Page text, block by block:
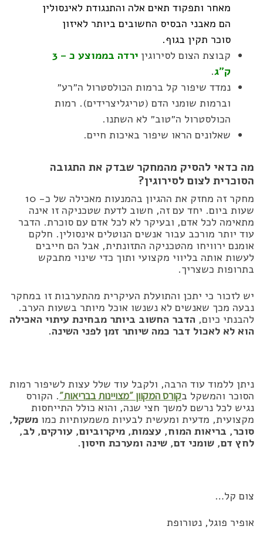
מאחר ותפקוד תאים אלה והתנגודת לאינסולין
הם מאבני הבסיס החשובים ביותר לאיזון
סוכר תקין בגוף.
קבוצת הצום לסירוגין
ירדה בממוצע כ – 3
ק״ג.
נמדד שיפור קל ברמות הכולסטרול ה״רע״
וברמות שומני הדם (טריגליצרידים). רמות
הכולסטרול ה״טוב״ לא השתנו.
שאלונים הראו שיפור באיכות חיים.
מה כדאי להסיק מהמחקר שבדק את התגובה
הסוכרית לצום לסירוגין?
מחקר זה מחזק את ההגיון בהמנעות מאכילה של כ- 10
שעות ביום. יחד עם זה, חשוב לדעת שטכניקה זו אינה
מתאימה לכל אדם, ובעיקר לא לכל אדם עם סוכרת. הדבר
עוד יותר מורכב עבור אנשים הנוטלים אינסולין. חלקם
אומנם ירוויחו מהטכניקה התזונתית, אבל הם חייבים
לעשות אותה בליווי מקצועי ותוך כדי שינוי מתבקש
בתרופות כשצריך.
יש לזכור כי יתכן והתועלת העיקרית מהתערבות זו במחקר
נבעה מכך שאנשים לא נשנשו אוכל מיותר בשעות הערב.
להבנתי כיום, הדבר החשוב ביותר מבחינת עיתוי האכילה
הוא לא לאכול דבר כמה שיותר זמן לפני השינה.
ניתן ללמוד עוד הרבה, ולקבל עוד שלל עצות לשיפור רמות
הסוכר והמשקל בקורס המקוון ״מצויינות בבריאות״. הקורס
נגיש לכל נרשם למשך חצי שנה, והוא כולל התייחסות
מקצועית, מדעית ומעשית לבעיות משמעותיות כמו משקל,
סוכר, בריאות המוח, עצמות, מיקרוביום, עורקים, לב,
לחץ דם, שומני דם, שינה ומערכת חיסון.
צום קל…
אופיר פוגל, נטורופת